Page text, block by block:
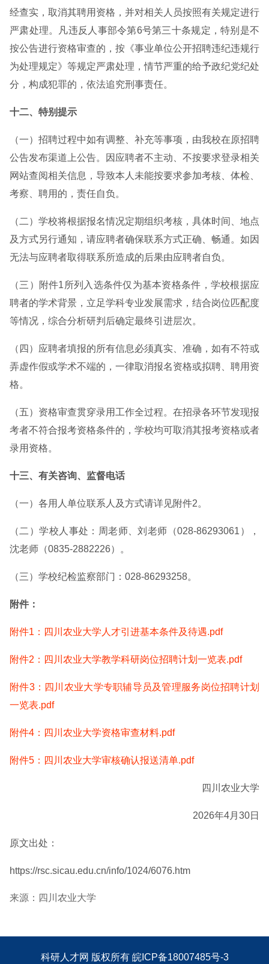
经查实，取消其聘用资格，并对相关人员按照有关规定进行
严肃处理。凡违反人事部令第6号第三十条规定，特别是不
按公告进行资格审查的，按《事业单位公开招聘违纪违规行
为处理规定》等规定严肃处理，情节严重的给予政纪党纪处
分，构成犯罪的，依法追究刑事责任。
十二、特别提示
（一）招聘过程中如有调整、补充等事项，由我校在原招聘
公告发布渠道上公告。因应聘者不主动、不按要求登录相关
网站查阅相关信息，导致本人未能按要求参加考核、体检、
考察、聘用的，责任自负。
（二）学校将根据报名情况定期组织考核，具体时间、地点
及方式另行通知，请应聘者确保联系方式正确、畅通。如因
无法与应聘者取得联系所造成的后果由应聘者自负。
（三）附件1所列入选条件仅为基本资格条件，学校根据应
聘者的学术背景，立足学科专业发展需求，结合岗位匹配度
等情况，综合分析研判后确定最终引进层次。
（四）应聘者填报的所有信息必须真实、准确，如有不符或
弄虚作假或学术不端的，一律取消报名资格或拟聘、聘用资
格。
（五）资格审查贯穿录用工作全过程。在招录各环节发现报
考者不符合报考资格条件的，学校均可取消其报考资格或者
录用资格。
十三、有关咨询、监督电话
（一）各用人单位联系人及方式请详见附件2。
（二）学校人事处：周老师、刘老师（028-86293061），
沈老师（0835-2882226）。
（三）学校纪检监察部门：028-86293258。
附件：
附件1：四川农业大学人才引进基本条件及待遇.pdf
附件2：四川农业大学教学科研岗位招聘计划一览表.pdf
附件3：四川农业大学专职辅导员及管理服务岗位招聘计划
一览表.pdf
附件4：四川农业大学资格审查材料.pdf
附件5：四川农业大学审核确认报送清单.pdf
四川农业大学
2026年4月30日
原文出处：
https://rsc.sicau.edu.cn/info/1024/6076.htm
来源：四川农业大学
科研人才网 版权所有 皖ICP备18007485号-3